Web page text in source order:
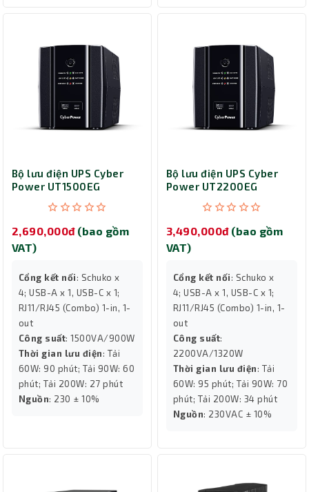
Bộ lưu điện UPS Cyber
Power UT1500EG
2,690,000đ (bao gồm
VAT)
Cổng kết nối: Schuko x
4; USB-A x 1, USB-C x 1;
RJ11/RJ45 (Combo) 1-in, 1-
out
Công suất: 1500VA/900W
Thời gian lưu điện: Tải
60W: 90 phút; Tải 90W: 60
phút; Tải 200W: 27 phút
Nguồn: 230 ± 10%
Bộ lưu điện UPS Cyber
Power UT2200EG
3,490,000đ (bao gồm
VAT)
Cổng kết nối: Schuko x
4; USB-A x 1, USB-C x 1;
RJ11/RJ45 (Combo) 1-in, 1-
out
Công suất:
2200VA/1320W
Thời gian lưu điện: Tải
60W: 95 phút; Tải 90W: 70
phút; Tải 200W: 34 phút
Nguồn: 230VAC ± 10%